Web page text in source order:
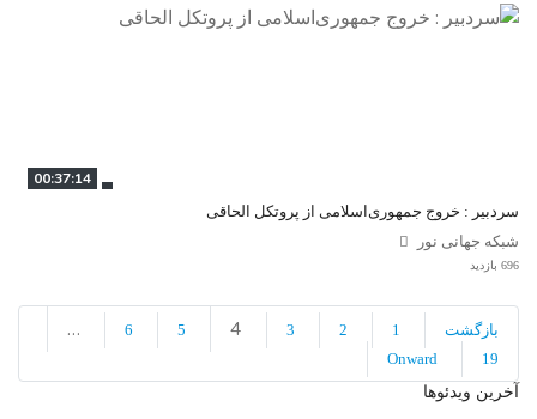
00:37:14
سردبیر : خروج جمهوری‌اسلامی از پروتکل الحاقی
شبکه جهانی نور
696 بازدید
صفحه‌بندی
نوشته‌ها
بازگشت 1
2
3
4
5
6
…
19
Onward
آخرین ویدئوها